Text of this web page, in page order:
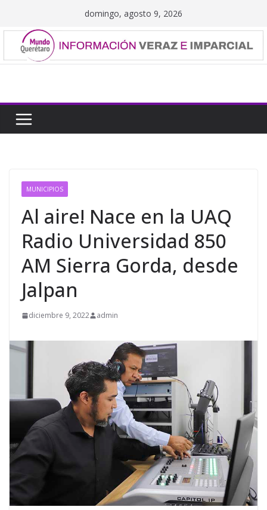
contenido
domingo, agosto 9, 2026
MUNICIPIOS
Al aire! Nace en la UAQ
Radio Universidad 850
AM Sierra Gorda, desde
Jalpan
diciembre 9, 2022 admin